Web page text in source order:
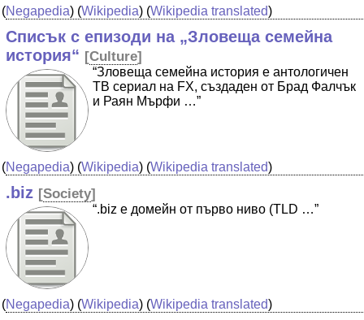
(Negapedia) (Wikipedia) (Wikipedia translated)
Списък с епизоди на „Зловеща семейна
история“ [Culture]
“Зловеща семейна история е антологичен
ТВ сериал на FX, създаден от Брад Фалчък
и Раян Мърфи …”
(Negapedia) (Wikipedia) (Wikipedia translated)
.biz [Society]
“.biz е домейн от първо ниво (TLD …”
(Negapedia) (Wikipedia) (Wikipedia translated)